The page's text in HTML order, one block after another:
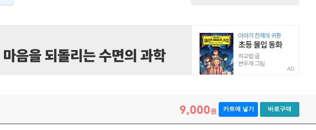
AD
9,000원 카트에 넣기 바로구매